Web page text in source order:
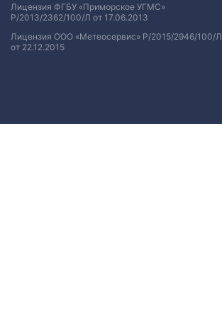
Лицензия ФГБУ «Приморское УГМС»
Р/2013/2362/100/Л от 17.06.2013
Лицензия ООО «Метеосервис» Р/2015/2946/100/Л
от 22.12.2015